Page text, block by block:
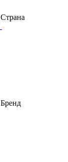
Страна
Бренд